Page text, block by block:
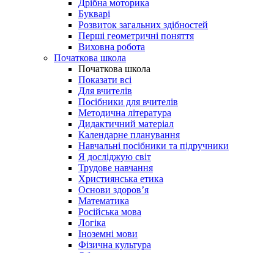
Дрібна моторика
Букварі
Розвиток загальних здібностей
Перші геометричні поняття
Виховна робота
Початкова школа
Початкова школа
Показати всі
Для вчителів
Посібники для вчителів
Методична література
Дидактичний матеріал
Календарне планування
Навчальні посібники та підручники
Я досліджую світ
Трудове навчання
Християнська етика
Основи здоров’я
Математика
Російська мова
Логіка
Іноземні мови
Фізична культура